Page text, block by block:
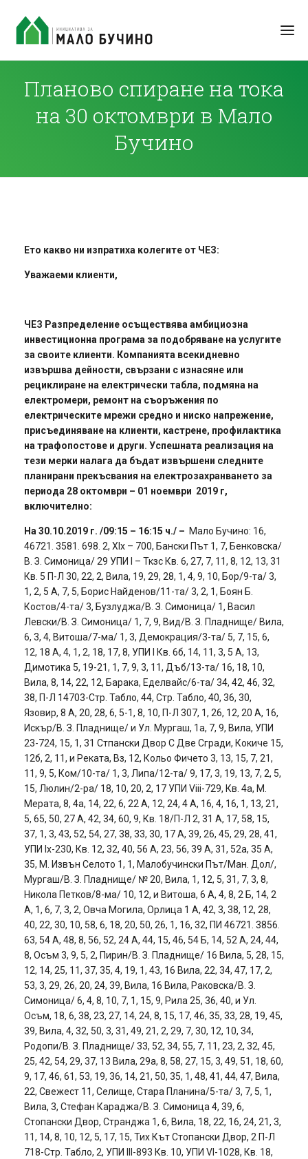
Планово спиране на тока
на 30 октомври в Мало
Бучино
Ето какво ни изпратиха колегите от ЧЕЗ:
Уважаеми клиенти,
ЧЕЗ Разпределение осъществява амбициозна
инвестиционна програма за подобряване на услугите
за своите клиенти. Компанията всекидневно
извършва дейности, свързани с изнасяне или
рециклиране на електрически табла, подмяна на
електромери, ремонт на съоръжения по
електрическите мрежи средно и ниско напрежение,
присъединяване на клиенти, кастрене, профилактика
на трафопостове и други. Успешната реализация на
тези мерки налага да бъдат извършени следните
планирани прекъсвания на електрозахранването за
периода 28 октомври – 01 ноември 2019 г,
включително:
На 30.10.2019 г. /09:15 – 16:15 ч./ – Мало Бучино: 16,
46721. 3581. 698. 2, XIx – 700, Бански Път 1, 7, Бенковска/
В. З. Симоница/ 29 УПИ І – Ткзс Кв. 6, 27, 7, 11, 8, 12, 13, 31
Кв. 5 П-Л 30, 22, 2, Вила, 19, 29, 28, 1, 4, 9, 10, Бор/9-та/ 3,
1, 2, 5 А, 7, 5, Борис Найденов/11-та/ 3, 2, 1, Боян Б.
Костов/4-та/ 3, Бузлуджа/В. З. Симоница/ 1, Васил
Левски/В. З. Симоница/ 1, 7, 9, Вид/В. З. Пладнище/ Вила,
6, 3, 4, Витоша/7-ма/ 1, 3, Демокрация/3-та/ 5, 7, 15, 6,
12, 18 А, 4, 1, 2, 18, 17, 8, УПИ І Кв. 6б, 14, 11, 3, 5 А, 13,
Димотика 5, 19-21, 1, 7, 9, 3, 11, Дъб/13-та/ 16, 18, 10,
Вила, 8, 14, 22, 12, Барака, Еделвайс/6-та/ 34, 42, 46, 32,
38, П-Л 14703-Стр. Табло, 44, Стр. Табло, 40, 36, 30,
Язовир, 8 А, 20, 28, 6, 5-1, 8, 10, П-Л 307, 1, 26, 12, 20 А, 16,
Искър/В. З. Пладнище/ и Ул. Мургаш, 1а, 7, 9, Вила, УПИ
23-724, 15, 1, 31 Стпански Двор С Две Сгради, Кокиче 15,
12б, 2, 11, и Реката, Вз, 12, Кольо Фичето 3, 13, 15, 7, 21,
11, 9, 5, Ком/10-та/ 1, 3, Липа/12-та/ 9, 17, 3, 19, 13, 7, 2, 5,
15, Люлин/2-ра/ 18, 10, 20, 2, 17 УПИ Vііі-729, Кв. 4а, М.
Мерата, 8, 4а, 14, 22, 6, 22 А, 12, 24, 4 А, 16, 4, 16, 1, 13, 21,
5, 65, 50, 27 А, 42, 34, 60, 9, Кв. 18/П-Л 2, 31 А, 17, 58, 15,
37, 1, 3, 43, 52, 54, 27, 38, 33, 30, 17 А, 39, 26, 45, 29, 28, 41,
УПИ Іх-230, Кв. 12, 32, 40, 56 А, 23, 56, 39 А, 31, 52а, 35 А,
35, М. Извън Селото 1, 1, Малобучински Път/Ман. Дол/,
Мургаш/В. З. Пладнище/ № 20, Вила, 1, 12, 5, 31, 7, 3, 8,
Никола Петков/8-ма/ 10, 12, и Витоша, 6 А, 4, 8, 2 Б, 14, 2
А, 1, 6, 7, 3, 2, Овча Могила, Орлица 1 А, 42, 3, 38, 12, 28,
40, 22, 30, 10, 58, 6, 18, 20, 50, 26, 1, 16, 32, ПИ 46721. 3856.
63, 54 А, 48, 8, 56, 52, 24 А, 44, 15, 46, 54 Б, 14, 52 А, 24, 44,
8, Осъм 3, 9, 5, 2, Пирин/В. З. Пладнище/ 16 Вила, 5, 28, 15,
12, 14, 25, 11, 37, 35, 4, 19, 1, 43, 16 Вила, 22, 34, 47, 17, 2,
53, 3, 29, 26, 20, 24, 39, Вила, 16 Вила, Раковска/В. З.
Симоница/ 6, 4, 8, 10, 7, 1, 15, 9, Рила 25, 36, 40, и Ул.
Осъм, 18, 6, 38, 23, 27, 14, 24, 8, 15, 17, 46, 35, 33, 28, 19, 45,
39, Вила, 4, 32, 50, 3, 31, 49, 21, 2, 29, 7, 30, 12, 10, 34,
Родопи/В. З. Пладнище/ 33, 52, 34, 55, 7, 11, 23, 2, 32, 45,
25, 42, 54, 29, 37, 13 Вила, 29а, 8, 58, 27, 15, 3, 49, 51, 18, 60,
9, 17, 46, 61, 53, 19, 36, 14, 21, 50, 35, 1, 48, 41, 44, 47, Вила,
22, Свежест 11, Селище, Стара Планина/5-та/ 3, 7, 5, 1,
Вила, 3, Стефан Караджа/В. З. Симоница 4, 39, 6,
Стопански Двор, Странджа 1, 6, Вила, 18, 22, 16, 24, 21, 3,
11, 14, 8, 10, 12, 5, 17, 15, Тих Кът Стопански Двор, 2 П-Л
718-Стр. Табло, 2, УПИ III-893 Кв. 10, УПИ VI-1028, Кв. 18,